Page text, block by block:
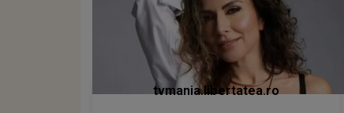
tvmania.libertatea.ro